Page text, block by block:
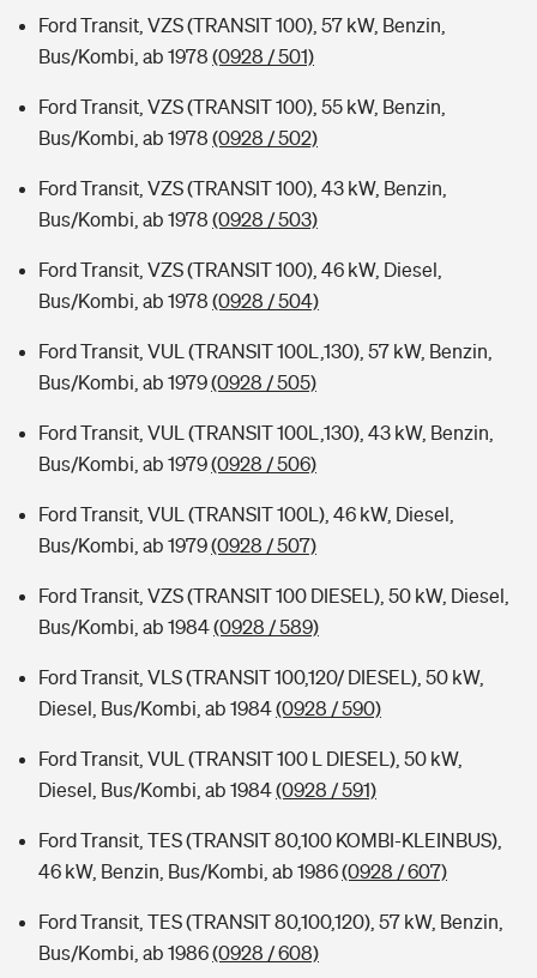
Ford Transit, VZS (TRANSIT 100), 57 kW, Benzin,
Bus/Kombi, ab 1978 (0928 / 501)
Ford Transit, VZS (TRANSIT 100), 55 kW, Benzin,
Bus/Kombi, ab 1978 (0928 / 502)
Ford Transit, VZS (TRANSIT 100), 43 kW, Benzin,
Bus/Kombi, ab 1978 (0928 / 503)
Ford Transit, VZS (TRANSIT 100), 46 kW, Diesel,
Bus/Kombi, ab 1978 (0928 / 504)
Ford Transit, VUL (TRANSIT 100L,130), 57 kW, Benzin,
Bus/Kombi, ab 1979(0928 / 505)
Ford Transit, VUL (TRANSIT 100L,130), 43 kW, Benzin,
Bus/Kombi, ab 1979(0928 / 506)
Ford Transit, VUL (TRANSIT 100L), 46 kW, Diesel,
Bus/Kombi, ab 1979(0928 / 507)
Ford Transit, VZS (TRANSIT 100 DIESEL), 50 kW, Diesel,
Bus/Kombi, ab 1984(0928 / 589)
Ford Transit, VLS (TRANSIT 100,120/ DIESEL), 50 kW,
Diesel, Bus/Kombi, ab 1984(0928 / 590)
Ford Transit, VUL (TRANSIT 100 L DIESEL), 50 kW,
Diesel, Bus/Kombi, ab 1984(0928 / 591)
Ford Transit, TES (TRANSIT 80,100 KOMBI-KLEINBUS),
46 kW, Benzin, Bus/Kombi, ab 1986(0928 / 607)
Ford Transit, TES (TRANSIT 80,100,120), 57 kW, Benzin,
Bus/Kombi, ab 1986(0928 / 608)